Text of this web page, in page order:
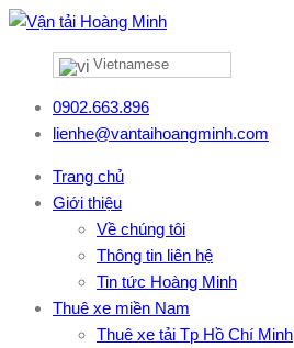
Vietnamese
0902.663.896
lienhe@vantaihoangminh.com
Trang chủ
Giới thiệu
Về chúng tôi
Thông tin liên hệ
Tin tức Hoàng Minh
Thuê xe miền Nam
Thuê xe tải Tp Hồ Chí Minh